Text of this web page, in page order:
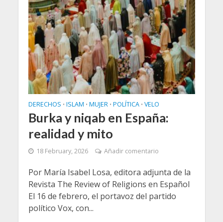
DERECHOS • ISLAM • MUJER • POLÍTICA • VELO
Burka y niqab en España:
realidad y mito
18 February, 2026 Añadir comentario
Por María Isabel Losa, editora adjunta de la
Revista The Review of Religions en Español
El 16 de febrero, el portavoz del partido
político Vox, con...